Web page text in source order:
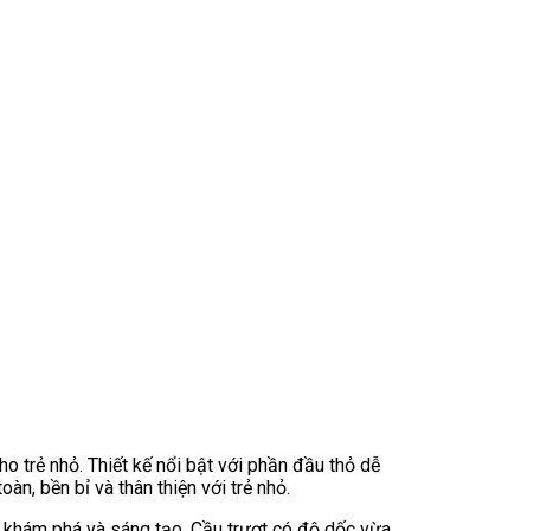
trẻ nhỏ. Thiết kế nổi bật với phần đầu thỏ dễ
bền bỉ và thân thiện với trẻ nhỏ.